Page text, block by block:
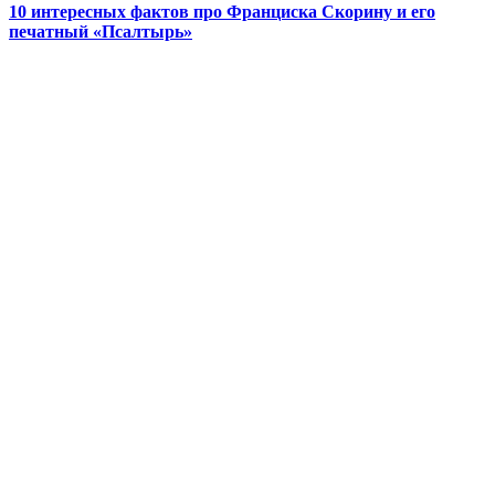
10 интересных фактов про Франциска Скорину и его
печатный «Псалтырь»